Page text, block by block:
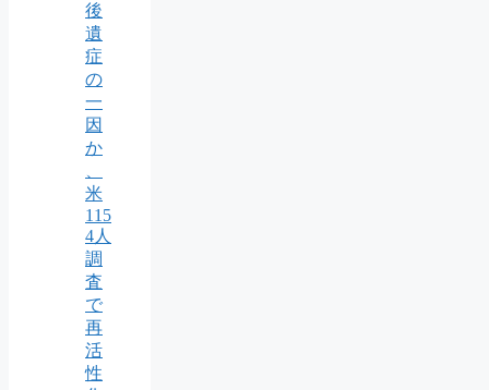
後
遺
症
の
一
因
か
米
115
4人
調
査
で
再
活
性